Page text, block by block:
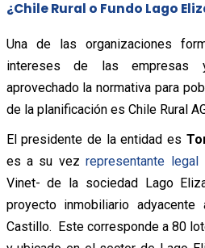
¿Chile Rural o Fundo Lago
Una de las organizaciones
intereses de las empresas
aprovechado la normativa para
de la planificación es Chile Rural
El presidente de la entidad es
es a su vezrepresentante legal
Vinet- de la sociedad Lago
proyecto inmobiliario adyacente
Castillo. Este corresponde a 80